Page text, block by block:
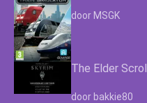
Waardering
door MSGK
The Elder
Waardering4.63
door bakkie80